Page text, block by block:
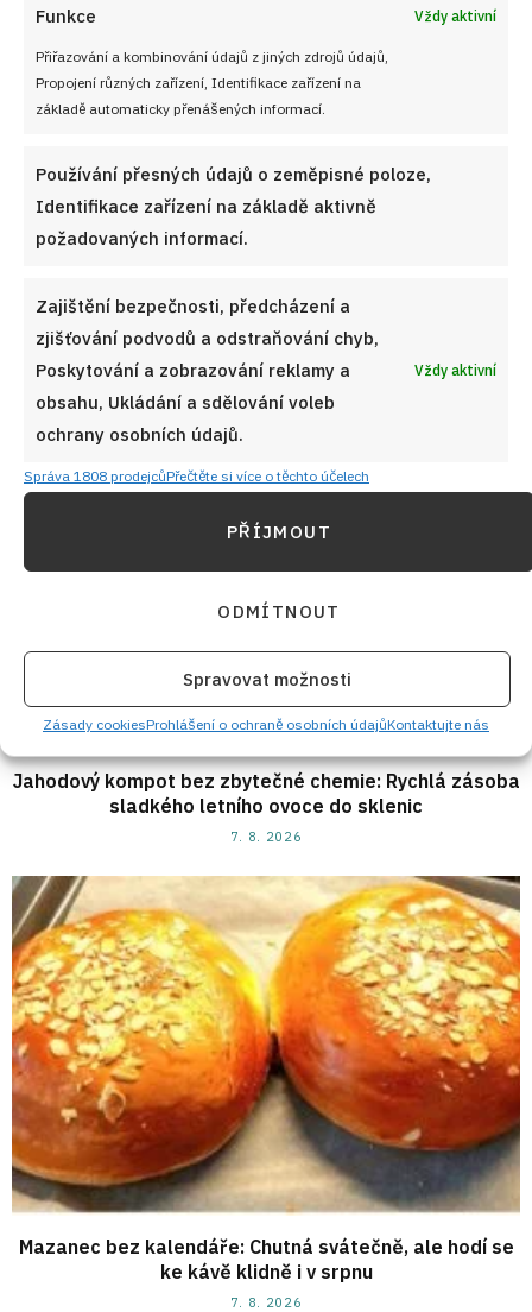
Funkce Vždy aktivní
Přiřazování a kombinování údajů z jiných zdrojů údajů,
Propojení různých zařízení, Identifikace zařízení na
základě automaticky přenášených informací.
Používání přesných údajů o zeměpisné poloze,
Identifikace zařízení na základě aktivně
požadovaných informací.
Zajištění bezpečnosti, předcházení a
zjišťování podvodů a odstraňování chyb,
Poskytování a zobrazování reklamy a
obsahu, Ukládání a sdělování voleb
ochrany osobních údajů.
Vždy aktivní
Správa 1808 prodejcůPřečtěte si více o těchto účelech
PŘÍJMOUT
ODMÍTNOUT
Spravovat možnosti
Zásady cookiesProhlášení o ochraně osobních údajůKontaktujte nás
Banánový nepečený dezert
se dvěma druhy
pudinkových krémů
Šťavnaté Sedlácké kuře na
zelenině s pikantní chilli
VYZKOUŠEJTE TAKÉ
Jahodový kompot bez zbytečné chemie: Rychlá zásoba
sladkého letního ovoce do sklenic
7. 8. 2026
Mazanec bez kalendáře: Chutná svátečně, ale hodí se
ke kávě klidně i v srpnu
7. 8. 2026